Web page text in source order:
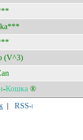
(V^3)
-Кошка ®
|